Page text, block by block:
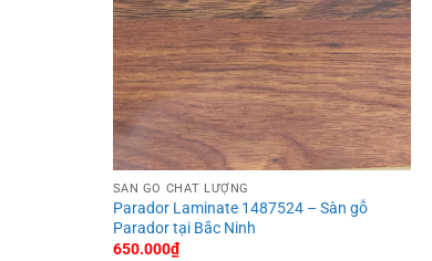
SÀN GỖ CHẤT LƯỢNG
Parador Laminate 1487524 – Sàn gỗ
Parador tại Bắc Ninh
650.000₫